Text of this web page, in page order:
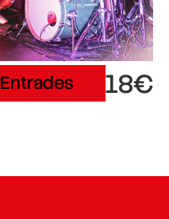
Entrades 18€